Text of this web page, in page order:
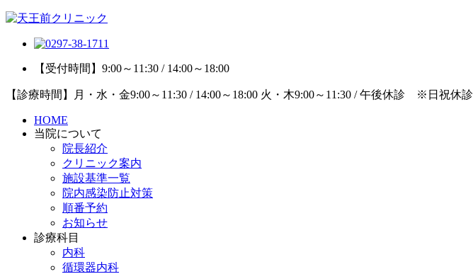
【受付時間】9:00～11:30 / 14:00～18:00
【診療時間】月・水・金9:00～11:30 / 14:00～18:00 火・木9:00～11:30 / 午後休診 ※日祝休診
HOME
当院について
院長紹介
クリニック案内
施設基準一覧
院内感染防止対策
順番予約
お知らせ
診療科目
内科
循環器内科